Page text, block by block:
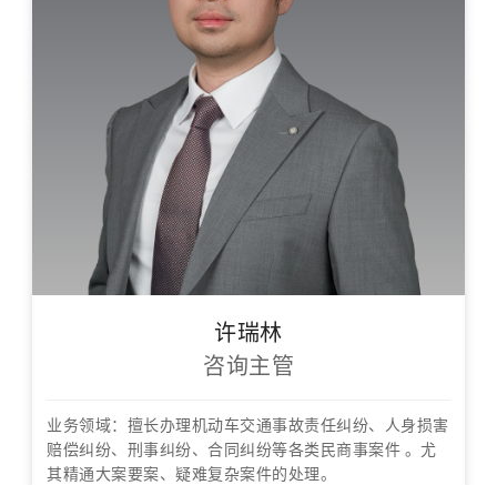
许瑞林
咨询主管
业务领域：擅长办理机动车交通事故责任纠纷、人身损害
赔偿纠纷、刑事纠纷、合同纠纷等各类民商事案件 。尤
其精通大案要案、疑难复杂案件的处理。